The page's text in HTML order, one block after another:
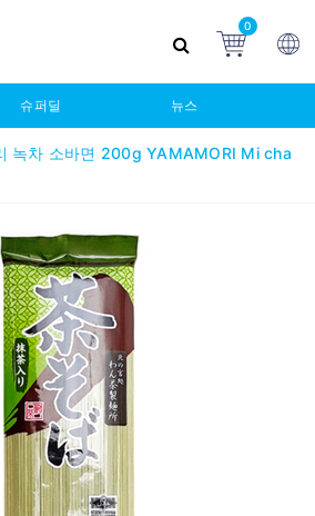
0
슈퍼딜 뉴스
녹차 소바면 200g YAMAMORI Mi cha